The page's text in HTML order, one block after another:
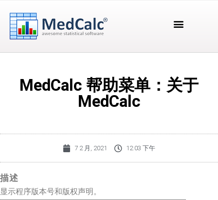
MedCalc 帮助菜单：关于
MedCalc
7 2 月, 2021 12:03 下午
描述
显示程序版本号和版权声明。